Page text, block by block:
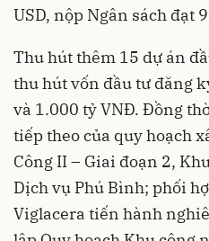
USD, nộp Ngân sách đạt
Thu hút thêm 15 dự án
thu hút vốn đầu tư đăng
và 1.000 tỷ VNĐ. Đồng
tiếp theo của quy hoạch
Công II – Giai đoạn 2,
Dịch vụ Phú Bình; phối
Viglacera tiến hành